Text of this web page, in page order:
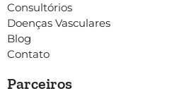
Consultórios
Doenças Vasculares
Blog
Contato
Parceiros